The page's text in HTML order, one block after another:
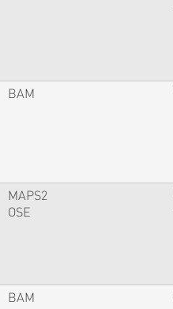
BAM
MAPS2
OSE
BAM